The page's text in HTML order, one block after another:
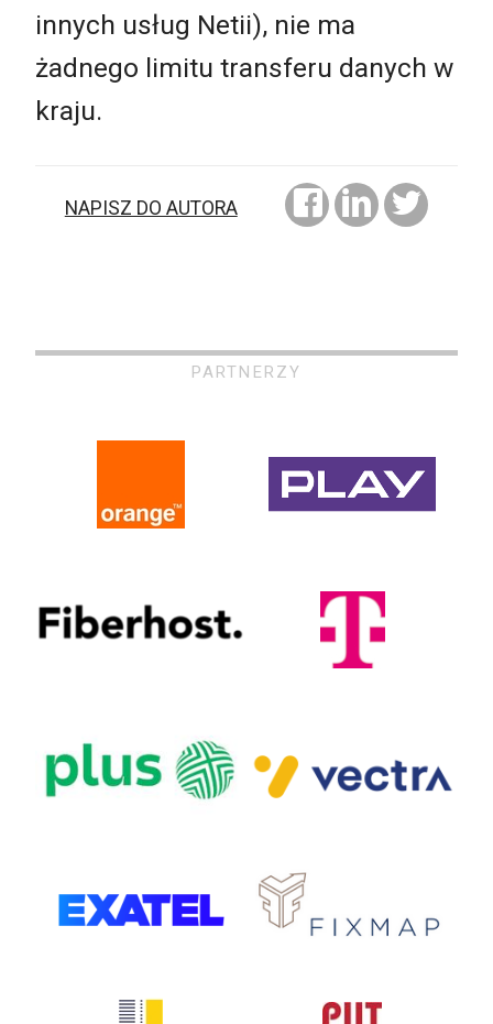
innych usług Netii), nie ma
żadnego limitu transferu danych w
kraju.
NAPISZ DO AUTORA
PARTNERZY